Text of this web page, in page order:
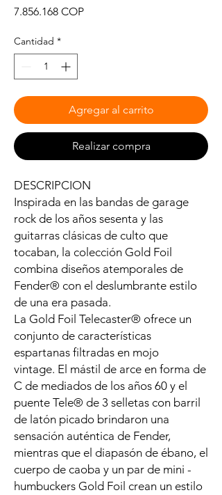
7.856.168 COPPrecio
Cantidad *
Agregar al carrito
Realizar compra
DESCRIPCION
Inspirada en las bandas de garage
rock de los años sesenta y las
guitarras clásicas de culto que
tocaban, la colección Gold Foil
combina diseños atemporales de
Fender® con el deslumbrante estilo
de una era pasada.
La Gold Foil Telecaster® ofrece un
conjunto de características
espartanas filtradas en mojo
vintage. El mástil de arce en forma de
C de mediados de los años 60 y el
puente Tele® de 3 selletas con barril
de latón picado brindaron una
sensación auténtica de Fender,
mientras que el diapasón de ébano, el
cuerpo de caoba y un par de mini -
humbuckers Gold Foil crean un estilo